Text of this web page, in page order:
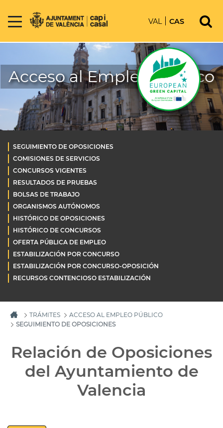
VAL CAS
Acceso al Empleo Público
SEGUIMIENTO DE OPOSICIONES
COMISIONES DE SERVICIOS
CONCURSOS VIGENTES
RESULTADOS DE PRUEBAS
BOLSAS DE TRABAJO
ORGANISMOS AUTÓNOMOS
HISTÓRICO DE OPOSICIONES
HISTÓRICO DE CONCURSOS
OFERTA PÚBLICA DE EMPLEO
ESTABILIZACIÓN POR CONCURSO
ESTABILIZACIÓN POR CONCURSO-OPOSICIÓN
RECURSOS CONTENCIOSO ESTABILIZACIÓN
TRÁMITES
ACCESO AL EMPLEO PÚBLICO
SEGUIMIENTO DE OPOSICIONES
Relación de Oposiciones
del Ayuntamiento de
Valencia